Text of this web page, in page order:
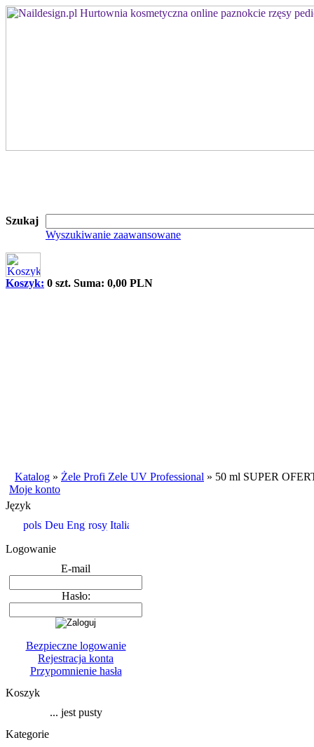
Szukaj
Wyszukiwanie zaawansowane
Koszyk: 0 szt. Suma: 0,00 PLN
Katalog » Żele Profi Zele UV Professional » 50 ml SUPER
Moje konto
Język
Logowanie
E-mail
Hasło:
Bezpieczne logowanie
Rejestracja konta
Przypomnienie hasła
Koszyk
... jest pusty
Kategorie